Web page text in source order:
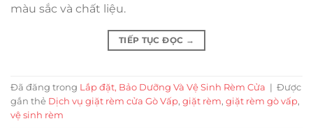
màu sắc và chất liệu.
TIẾP TỤC ĐỌC →
Đã đăng trong Lắp đặt, Bảo Dưỡng Và Vệ Sinh Rèm Cửa | Được
gắn thẻ Dịch vụ giặt rèm cửa Gò Vấp, giặt rèm, giặt rèm gò vấp,
vệ sinh rèm